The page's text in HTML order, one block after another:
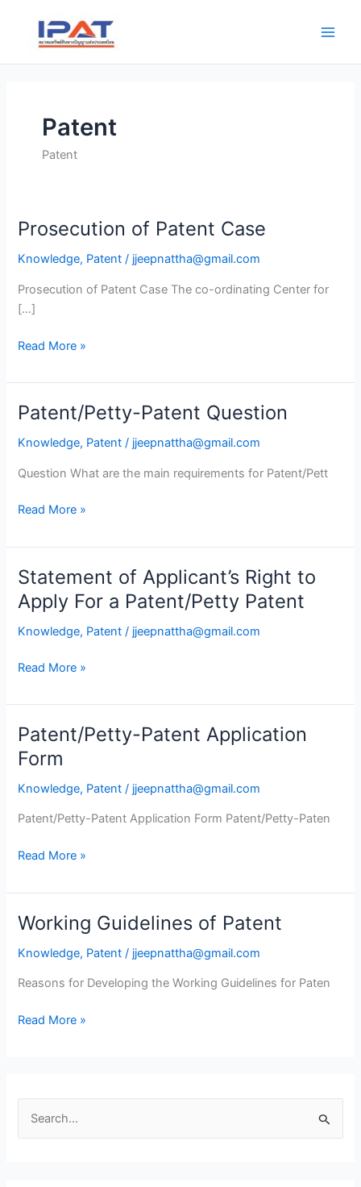
content
Patent
Patent
Prosecution of Patent Case
Knowledge, Patent / jjeepnattha@gmail.com
Prosecution of Patent Case The co-ordinating Center for
[…]
Prosecution
Patent
Case
Read More »
Patent/Petty-Patent Question
Knowledge, Patent / jjeepnattha@gmail.com
Question What are the main requirements for Patent/Pett
Patent/Petty-
Question
Read More »
Statement of Applicant’s Right to
Apply For a Patent/Petty Patent
Knowledge, Patent / jjeepnattha@gmail.com
Statement
of
Applicant’s
Right
Apply
a
Patent/Petty
Patent
Read More »
Patent/Petty-Patent Application
Form
Knowledge, Patent / jjeepnattha@gmail.com
Patent/Petty-Patent Application Form Patent/Petty-Paten
Patent/Petty-
Patent
Application
Form
Read More »
Working Guidelines of Patent
Knowledge, Patent / jjeepnattha@gmail.com
Reasons for Developing the Working Guidelines for Paten
Working
of
Patent
Read More »